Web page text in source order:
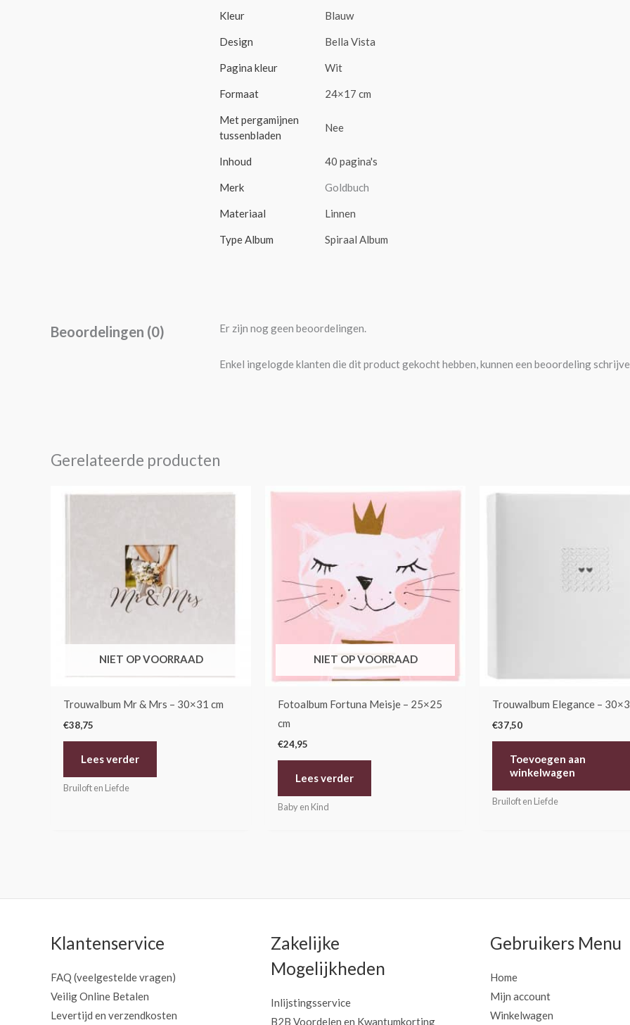
Kleur Blauw
Design Bella Vista
Pagina kleur Wit
Formaat 24×17 cm
Met pergamijnen
tussenbladen
Nee
Inhoud 40 pagina's
Merk Goldbuch
Materiaal Linnen
Type Album Spiraal Album
Beoordelingen (0) Er zijn nog geen beoordelingen.
Enkel ingelogde klanten die dit product gekocht hebben, kunnen een beoordeling
Gerelateerde producten
NIET OP VOORRAAD
Trouwalbum Mr & Mrs – 30×31 cm
€38,75
Lees verder
Bruiloft en Liefde
NIET OP VOORRAAD
Fotoalbum Fortuna Meisje – 25×25
cm
€24,95
Lees verder
Baby en Kind
Trouwalbum Elegance –
€37,50
Toevoegen aan
winkelwagen
Bruiloft en Liefde
Klantenservice
FAQ (veelgestelde vragen)
Veilig Online Betalen
Levertijd en verzendkosten
Zakelijke
Mogelijkheden
Inlijstingsservice
B2B Voordelen en Kwantumkorting
Gebruikers Menu
Home
Mijn account
Winkelwagen